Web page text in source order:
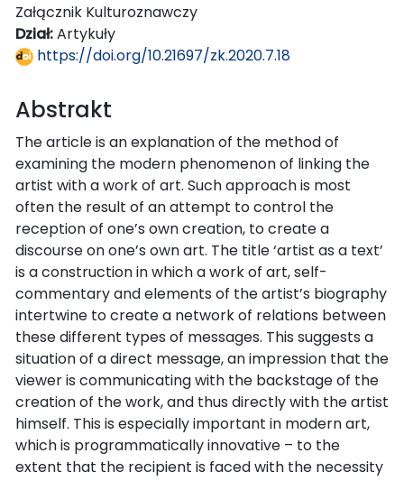
Załącznik Kulturoznawczy
Dział:Artykuły
https://doi.org/10.21697/zk.2020.7.18
Abstrakt
The article is an explanation of the method of
examining the modern phenomenon of linking the
artist with a work of art. Such approach is most
often the result of an attempt to control the
reception of one’s own creation, to create a
discourse on one’s own art. The title ‘artist as a text’
is a construction in which a work of art, self-
commentary and elements of the artist’s biography
intertwine to create a network of relations between
these different types of messages. This suggests a
situation of a direct message, an impression that the
viewer is communicating with the backstage of the
creation of the work, and thus directly with the artist
himself. This is especially important in modern art,
which is programmatically innovative – to the
extent that the recipient is faced with the necessity